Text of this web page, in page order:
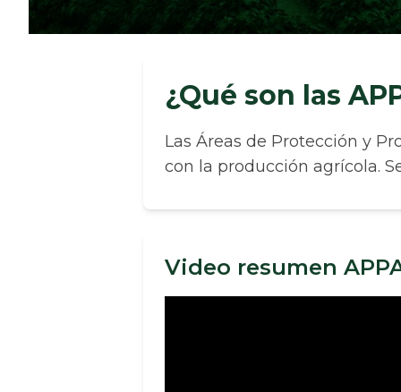
¿Qué son las
Las Áreas de Protección y
con la producción agrícola.
Video resumen